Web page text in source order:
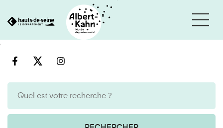
engine
Cookies management panel